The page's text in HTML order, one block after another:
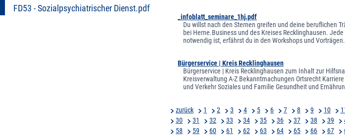
FD53 - Sozialpsychiatrischer Dienst.pdf
_infoblatt_seminare_1hj.pdf
Du willst nach den Sternen greifen und deine beruflichen
bei Herne.Business und des Kreises Recklinghausen.
notwendig ist, erfährst du in den Workshops und
Bürgerservice | Kreis Recklinghausen
Bürgerservice | Kreis Recklinghausen zum Inhalt zur
Kreisverwaltung A-Z Bekanntmachungen Ortsrecht
und Verkehr Soziales und Familie Gesundheit und
zurück 1 2 3 4 5 6 7 8 9 10
30
31 32 33 34 35 36 37 38 39
58
59 60 61 62 63 64 65 66 67